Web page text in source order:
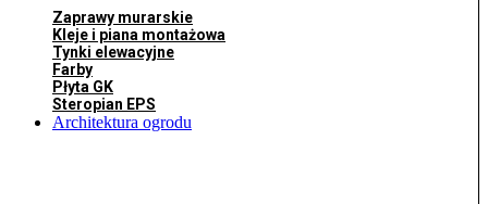
Zaprawy murarskie
Kleje i piana montażowa
Tynki elewacyjne
Farby
Płyta GK
Steropian EPS
Architektura ogrodu